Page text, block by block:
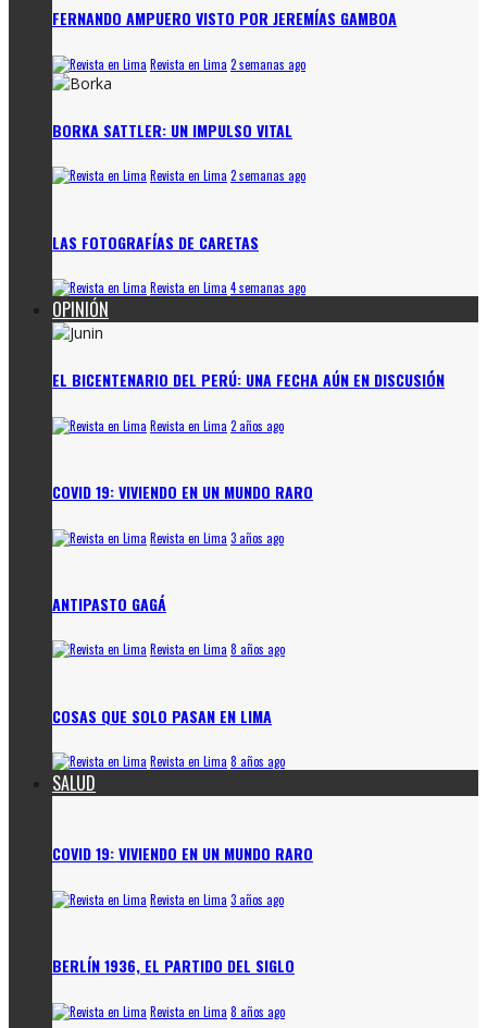
FERNANDO AMPUERO VISTO POR JEREMÍAS GAMBOA
Revista en Lima 2 semanas ago
BORKA SATTLER: UN IMPULSO VITAL
Revista en Lima 2 semanas ago
LAS FOTOGRAFÍAS DE CARETAS
Revista en Lima 4 semanas ago
OPINIÓN
EL BICENTENARIO DEL PERÚ: UNA FECHA AÚN EN DISCUSIÓN
Revista en Lima 2 años ago
COVID 19: VIVIENDO EN UN MUNDO RARO
Revista en Lima 3 años ago
ANTIPASTO GAGÁ
Revista en Lima 8 años ago
COSAS QUE SOLO PASAN EN LIMA
Revista en Lima 8 años ago
SALUD
COVID 19: VIVIENDO EN UN MUNDO RARO
Revista en Lima 3 años ago
BERLÍN 1936, EL PARTIDO DEL SIGLO
Revista en Lima 8 años ago